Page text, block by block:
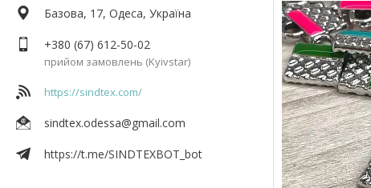
Базова, 17, Одеса, Україна
+380 (67) 612-50-02
прийом замовлень (Kyivstar)
https://sindtex.com/
sindtex.odessa@gmail.com
https://t.me/SINDTEXBOT_bot